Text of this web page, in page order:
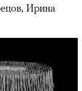
Ирина